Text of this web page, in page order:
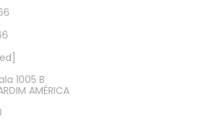
1005 B
AMÉRICA